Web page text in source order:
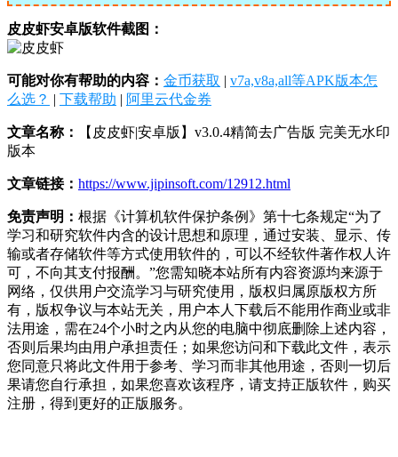
皮皮虾安卓版软件截图：
可能对你有帮助的内容： 金币获取 | v7a,v8a,all等APK版本怎
么选？ | 下载帮助 | 阿里云代金券
文章名称：
【皮皮虾|安卓版】v3.0.4精简去广告版 完美无水印
版本
文章链接： https://www.jipinsoft.com/12912.html
免责声明： 根据《计算机软件保护条例》第十七条规定“为了
学习和研究软件内含的设计思想和原理，通过安装、显示、传
输或者存储软件等方式使用软件的，可以不经软件著作权人许
可，不向其支付报酬。”您需知晓本站所有内容资源均来源于
网络，仅供用户交流学习与研究使用，版权归属原版权方所
有，版权争议与本站无关，用户本人下载后不能用作商业或非
法用途，需在24个小时之内从您的电脑中彻底删除上述内容，
否则后果均由用户承担责任；如果您访问和下载此文件，表示
您同意只将此文件用于参考、学习而非其他用途，否则一切后
果请您自行承担，如果您喜欢该程序，请支持正版软件，购买
注册，得到更好的正版服务。